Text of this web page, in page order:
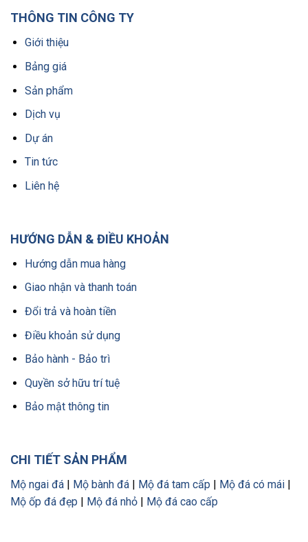
THÔNG TIN CÔNG TY
Giới thiệu
Bảng giá
Sản phẩm
Dịch vụ
Dự án
Tin tức
Liên hệ
HƯỚNG DẪN & ĐIỀU KHOẢN
Hướng dẫn mua hàng
Giao nhận và thanh toán
Đổi trả và hoàn tiền
Điều khoản sử dụng
Bảo hành - Bảo trì
Quyền sở hữu trí tuệ
Bảo mật thông tin
CHI TIẾT SẢN PHẨM
Mộ ngai đá | Mộ bành đá | Mộ đá tam cấp | Mộ đá có mái |
Mộ ốp đá đẹp | Mộ đá nhỏ | Mộ đá cao cấp